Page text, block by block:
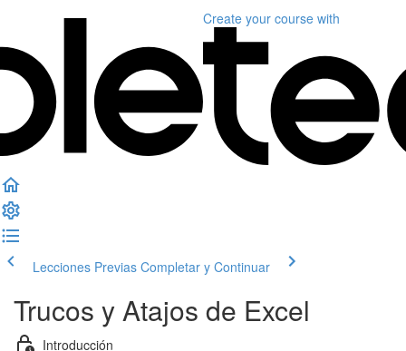
Create your course with
Lecciones Previas Completar y Continuar
Trucos y Atajos de Excel
Introducción